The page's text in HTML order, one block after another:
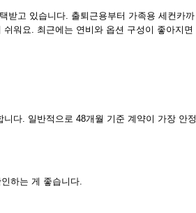
받고 있습니다. 출퇴근용부터 가족용 세컨카까
워요. 최근에는 연비와 옵션 구성이 좋아지면
다. 일반적으로 48개월 기준 계약이 가장 안정
하는 게 좋습니다.